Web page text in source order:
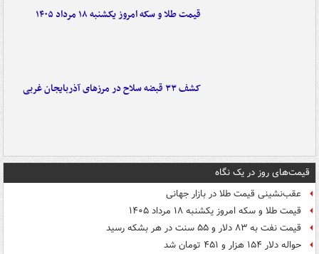
قیمت طلا و سکه امروز یکشنبه ۱۸ مرداد ۱۴۰۵
کشف ۳۳ قبضه سلاح در مرزهای آذربایجان غربی
قیمت‌های روز در یک نگاه
عقب‌نشینی قیمت طلا در بازار جهانی
قیمت طلا و سکه امروز یکشنبه ۱۸ مرداد ۱۴۰۵
قیمت نفت به ۸۳ دلار و ۵۵ سنت در هر بشکه رسید
حواله دلار ۱۵۴ هزار و ۴۵۱ تومان شد